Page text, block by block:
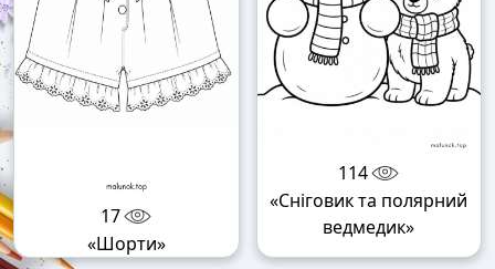
17
«Шорти»
114
«Сніговик та полярний
ведмедик»